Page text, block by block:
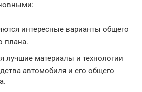
интересные варианты общего
плана.
лучшие материалы и технологии
автомобиля и его общего